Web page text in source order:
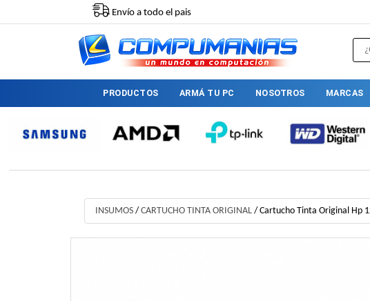
PRODUCTOS ARMÁ TU PC NOSOTROS MARCAS
Envío a todo el pais
INSUMOS / CARTUCHO TINTA ORIGINAL / Cartucho Tinta Original Hp